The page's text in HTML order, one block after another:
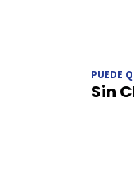
PUEDE
Sin